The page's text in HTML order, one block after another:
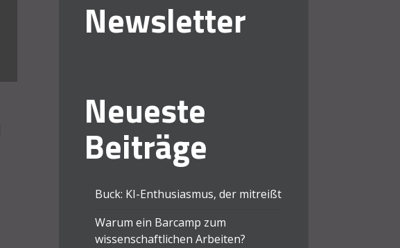
Newsletter
Neueste
Beiträge
Buck: KI-Enthusiasmus, der mitreißt
Warum ein Barcamp zum
wissenschaftlichen Arbeiten?